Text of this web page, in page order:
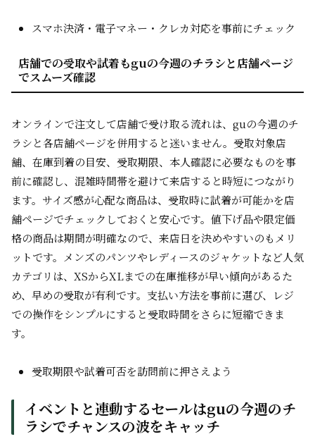
スマホ決済・電子マネー・クレカ対応を事前にチェック
店舗での受取や試着もguの今週のチラシと店舗ページ
でスムーズ確認
オンラインで注文して店舗で受け取る流れは、guの今週のチ
ラシと各店舗ページを併用すると迷いません。受取対象店
舗、在庫到着の目安、受取期限、本人確認に必要なものを事
前に確認し、混雑時間帯を避けて来店すると時短につながり
ます。サイズ感が心配な商品は、受取時に試着が可能かを店
舗ページでチェックしておくと安心です。値下げ品や限定価
格の商品は期間が明確なので、来店日を決めやすいのもメリ
ットです。メンズのパンツやレディースのジャケットなど人気
カテゴリは、XSからXLまでの在庫推移が早い傾向があるた
め、早めの受取が有利です。支払い方法を事前に選び、レジ
での操作をシンプルにすると受取時間をさらに短縮できま
す。
受取期限や試着可否を訪問前に押さえよう
イベントと連動するセールはguの今週のチ
ラシでチャンスの波をキャッチ